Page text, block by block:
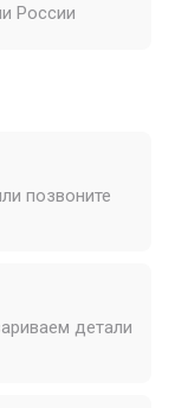
России
позвоните
детали